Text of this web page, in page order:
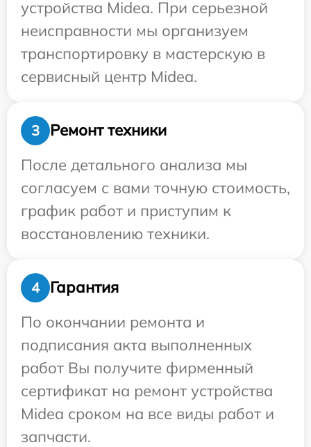
устройства Midea. При серьезной
неисправности мы организуем
транспортировку в мастерскую в
сервисный центр Midea.
3
Ремонт техники
После детального анализа мы
согласуем с вами точную стоимость,
график работ и приступим к
восстановлению техники.
4
Гарантия
По окончании ремонта и
подписания акта выполненных
работ Вы получите фирменный
сертификат на ремонт устройства
Midea сроком на все виды работ и
запчасти.